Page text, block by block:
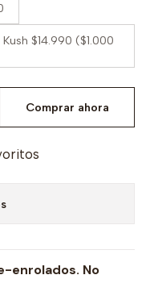
$14.990 ($1.000
Comprar ahora
enrolados. No